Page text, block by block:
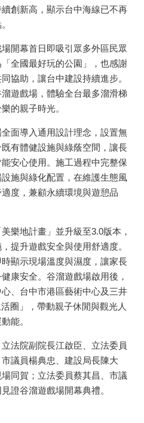
創新高，顯示台中海線已不再
開幕首日即吸引眾多外區民眾
全國最好玩的公園」，也感謝
協助，讓台中建設持續進步。
遊戲場，體驗全台最多溜滑梯
的親子時光。
面導入通用設計理念，設置無
有體健設施與綠蔭空間，讓長
安心使用。施工過程中完整保
施與綠化配置，在維護生態風
度，兼顧永續環境與遊憩品
樂地計畫」並升級至3.0版本，
提升遊戲安全與使用舒適度。
顯示現場溫度與濕度，讓家長
康安全。谷溜遊戲場啟用後，
、台中市港區藝術中心及三井
圈」，帶動親子休閒與觀光人
能。
法院副院長江啟臣、立法委員
議員楊典忠、建設局長陳大
同賀；立法委員蔡其昌、市議
證谷溜遊戲場開幕典禮。